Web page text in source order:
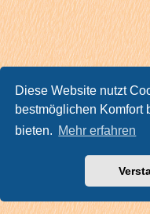
Diese Website nutzt
bestmöglichen Komfort
bieten. Mehr erfahren